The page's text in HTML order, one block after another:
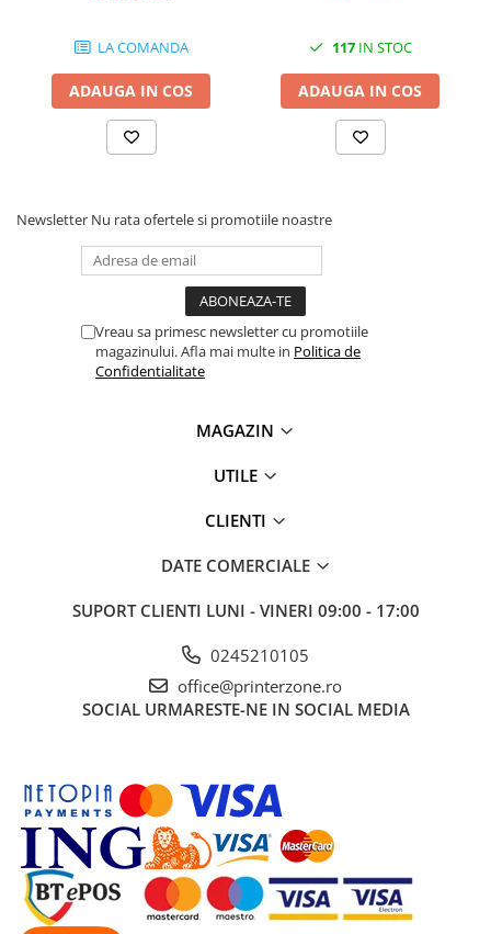
LA COMANDA
ADAUGA IN COS
117IN STOC
ADAUGA IN COS
Newsletter Nu rata ofertele si promotiile noastre
Vreau sa primesc newsletter cu promotiile
magazinului. Afla mai multe in Politica de
Confidentialitate
MAGAZIN
UTILE
CLIENTI
DATE COMERCIALE
SUPORT CLIENTI LUNI - VINERI 09:00 - 17:00
0245210105
office@printerzone.ro
SOCIAL URMARESTE-NE IN SOCIAL MEDIA